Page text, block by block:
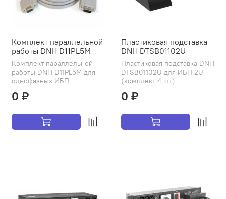
Комплект параллельной
работы DNH D11PL5M
Комплект параллельной
работы DNH D11PL5M для
однофазных ИБП
0 ₽
Пластиковая подставка
DNH DTSB01102U
Пластиковая подставка DNH
DTSB01102U для ИБП 2U
(комплект 4 шт)
0 ₽